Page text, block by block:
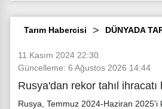
Tarım Habercisi DÜNYADA
11 Kasım 2024 22:30
Güncelleme: 6 Ağustos 2026 14:44
Rusya'dan rekor tahıl ihracatı
Rusya, Temmuz 2024-Haziran 2025'i